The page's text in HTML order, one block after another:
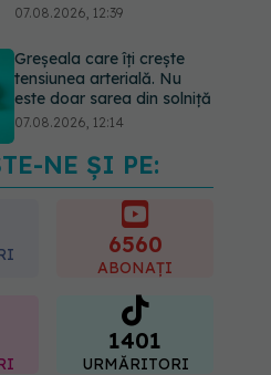
07.08.2026, 12:39
Greșeala care îți crește
tensiunea arterială. Nu
este doar sarea din solniță
07.08.2026, 12:14
PNRR: 174 de milioane de
lei pentru sănătate într-o
singură săptămână. Ce
spitale primesc bani
07.08.2026, 16:41
NE ȘI PE:
6560
ABONAȚI
1401
URMĂRITORI